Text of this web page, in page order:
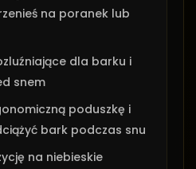
na poranek lub
dla barku i
snem
poduszkę i
bark podczas snu
na niebieskie